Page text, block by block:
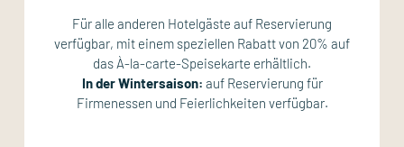
Für alle anderen Hotelgäste auf Reservierung
verfügbar, mit einem speziellen Rabatt von 20% auf
das À-la-carte-Speisekarte erhältlich.
In der Wintersaison: auf Reservierung für
Firmenessen und Feierlichkeiten verfügbar.